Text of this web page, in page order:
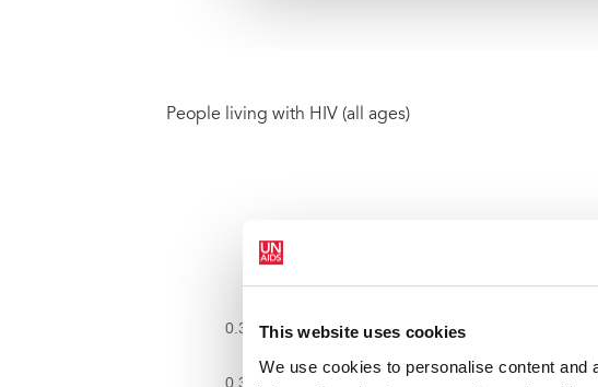
People living with HIV (all ages)